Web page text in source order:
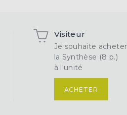
Visiteur
Je souhaite acheter
la Synthèse (8 p.)
à l'unité
ACHETER